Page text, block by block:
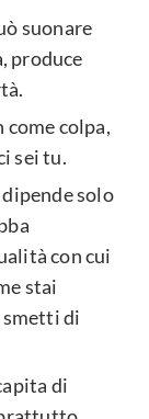
suonare
produce
colpa,
sei tu.
solo
con cui
stai
smetti di
di